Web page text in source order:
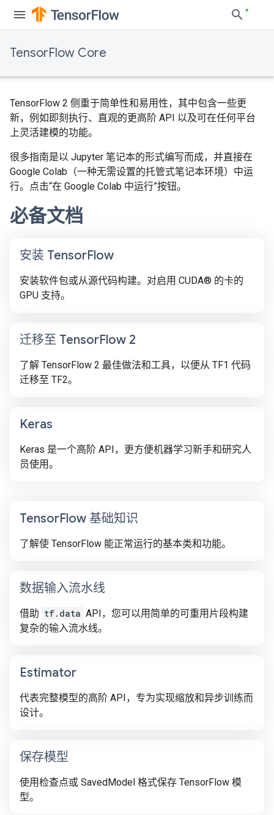
TensorFlow Core
TensorFlow 2 侧重于简单性和易用性，其中包含一些更
新，例如即刻执行、直观的更高阶 API 以及可在任何平台
上灵活建模的功能。
很多指南是以 Jupyter 笔记本的形式编写而成，并直接在
Google Colab（一种无需设置的托管式笔记本环境）中运
行。点击“在 Google Colab 中运行”按钮。
必备文档
安装 TensorFlow
安装软件包或从源代码构建。对启用 CUDA® 的卡的
GPU 支持。
迁移至 TensorFlow 2
了解 TensorFlow 2 最佳做法和工具，以便从 TF1 代码
迁移至 TF2。
Keras
Keras 是一个高阶 API，更方便机器学习新手和研究人
员使用。
TensorFlow 基础知识
了解使 TensorFlow 能正常运行的基本类和功能。
数据输入流水线
借助 tf.data API，您可以用简单的可重用片段构建
复杂的输入流水线。
Estimator
代表完整模型的高阶 API，专为实现缩放和异步训练而
设计。
保存模型
使用检查点或 SavedModel 格式保存 TensorFlow 模
型。